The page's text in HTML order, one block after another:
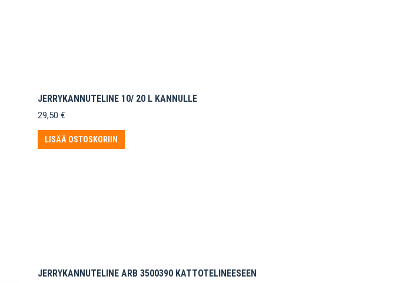
JERRYKANNUTELINE 10/ 20 L KANNULLE
29,50 €
LISÄÄ OSTOSKORIIN
JERRYKANNUTELINE ARB 3500390 KATTOTELINEESEEN